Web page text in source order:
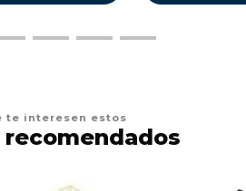
te interesen estos